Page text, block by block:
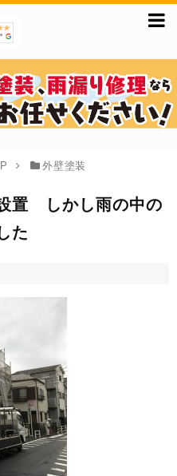
外壁塗装
置 しかし雨の中の
た